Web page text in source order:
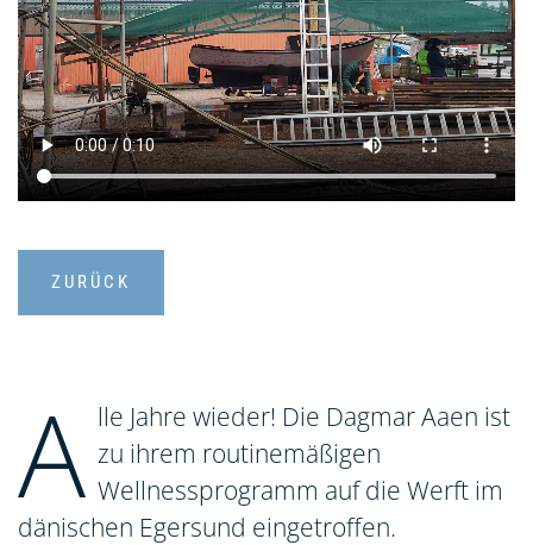
ZURÜCK
A lle Jahre wieder! Die Dagmar Aaen ist
zu ihrem routinemäßigen
Wellnessprogramm auf die Werft im
dänischen Egersund eingetroffen.